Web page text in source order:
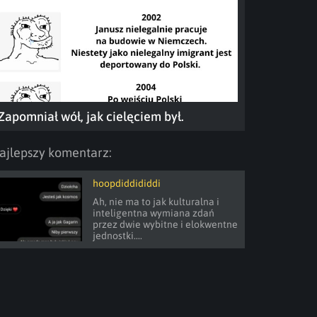
wół, jak cielęciem był.
komentarz:
hoopdiddididdi
Ah, nie ma to jak kulturalna i
inteligentna wymiana zdań
przez dwie wybitne i elokwentne
jednostki....